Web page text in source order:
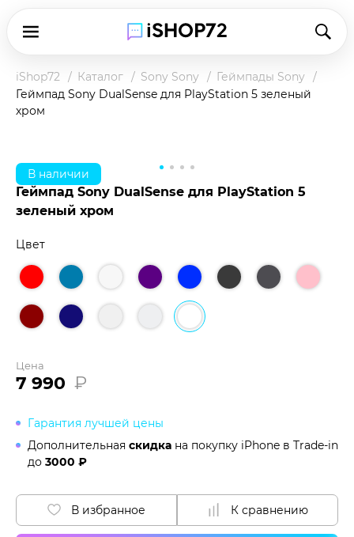
iShop72 Каталог Sony Sony
Геймпады Sony
Геймпад Sony DualSense для PlayStation 5 зеленый
хром
В наличии
Геймпад Sony DualSense для PlayStation 5
зеленый хром
Цвет
Цена
7 990 ₽
Гарантия лучшей цены
Дополнительная скидка на покупку iPhone в Trade-in
до 3000 ₽
В избранное К сравнению